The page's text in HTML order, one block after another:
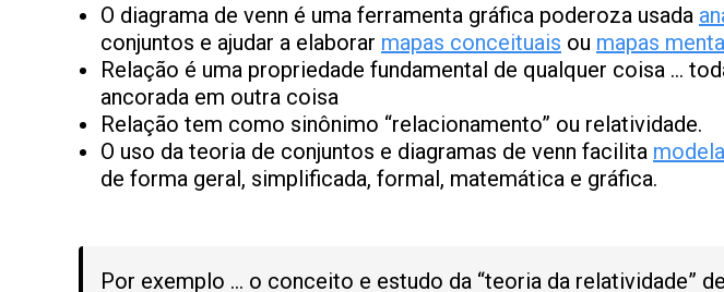
O diagrama de venn é uma ferramenta gráfica poderoza usada
conjuntos e ajudar a elaborar mapas conceituais ou mapas
Relação é uma propriedade fundamental de qualquer coisa …
ancorada em outra coisa
Relação tem como sinônimo “relacionamento” ou relatividade.
O uso da teoria de conjuntos e diagramas de venn facilita
de forma geral, simplificada, formal, matemática e gráfica.
Por exemplo … o conceito e estudo da “teoria da relatividade”